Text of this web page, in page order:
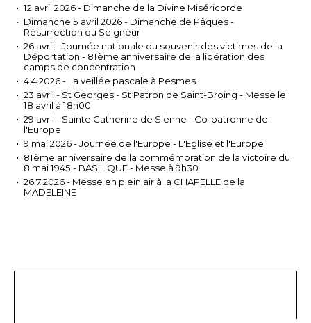
12 avril 2026 - Dimanche de la Divine Miséricorde
Dimanche 5 avril 2026 - Dimanche de Pâques -
Résurrection du Seigneur
26 avril - Journée nationale du souvenir des victimes de la
Déportation - 81ème anniversaire de la libération des
camps de concentration
4.4.2026 - La veillée pascale à Pesmes
23 avril - St Georges - St Patron de Saint-Broing - Messe le
18 avril à 18h00
29 avril - Sainte Catherine de Sienne - Co-patronne de
l'Europe
9 mai 2026 - Journée de l'Europe - L'Eglise et l'Europe
81ème anniversaire de la commémoration de la victoire du
8 mai 1945 - BASILIQUE - Messe à 9h30
26.7.2026 - Messe en plein air à la CHAPELLE de la
MADELEINE